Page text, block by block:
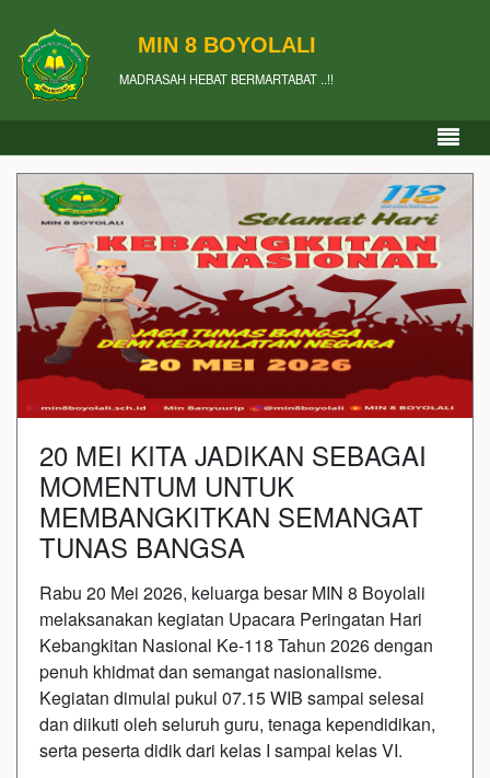
MIN 8 BOYOLALI
MADRASAH HEBAT BERMARTABAT ..!!
20 MEI KITA JADIKAN SEBAGAI
MOMENTUM UNTUK
MEMBANGKITKAN SEMANGAT
TUNAS BANGSA
Rabu 20 Mei 2026, keluarga besar MIN 8 Boyolali
melaksanakan kegiatan Upacara Peringatan Hari
Kebangkitan Nasional Ke-118 Tahun 2026 dengan
penuh khidmat dan semangat nasionalisme.
Kegiatan dimulai pukul 07.15 WIB sampai selesai
dan diikuti oleh seluruh guru, tenaga kependidikan,
serta peserta didik dari kelas I sampai kelas VI.